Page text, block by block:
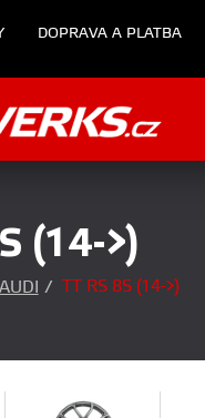
DOPRAVA A PLATBA
(14->)
AUDI / TT RS 8S (14->)